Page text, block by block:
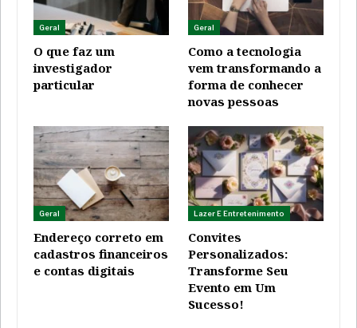
Geral
O que faz um
investigador
particular
Geral
Como a tecnologia
vem transformando a
forma de conhecer
novas pessoas
Geral
Endereço correto em
cadastros financeiros
e contas digitais
Lazer E Entretenimento
Convites
Personalizados:
Transforme Seu
Evento em Um
Sucesso!